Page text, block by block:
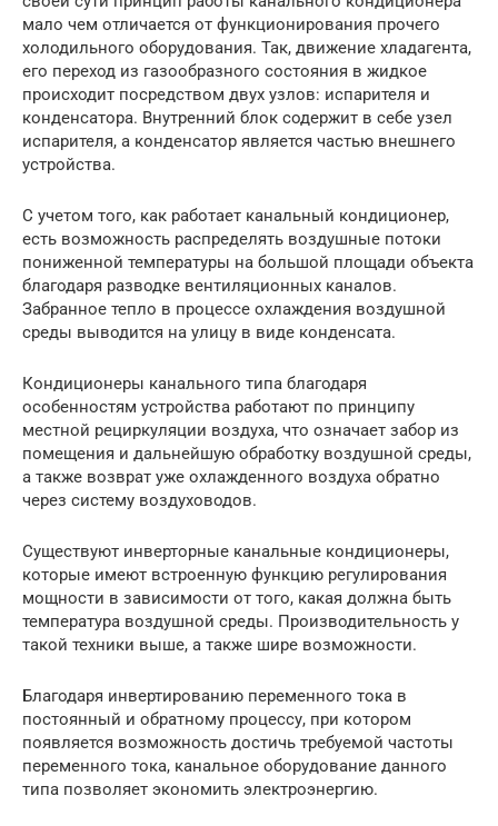
мало чем отличается от функционирования прочего
холодильного оборудования. Так, движение хладагента,
его переход из газообразного состояния в жидкое
происходит посредством двух узлов: испарителя и
конденсатора. Внутренний блок содержит в себе узел
испарителя, а конденсатор является частью внешнего
устройства.
С учетом того, как работает канальный кондиционер,
есть возможность распределять воздушные потоки
пониженной температуры на большой площади объекта
благодаря разводке вентиляционных каналов.
Забранное тепло в процессе охлаждения воздушной
среды выводится на улицу в виде конденсата.
Кондиционеры канального типа благодаря
особенностям устройства работают по принципу
местной рециркуляции воздуха, что означает забор из
помещения и дальнейшую обработку воздушной среды,
а также возврат уже охлажденного воздуха обратно
через систему воздуховодов.
Существуют инверторные канальные кондиционеры,
которые имеют встроенную функцию регулирования
мощности в зависимости от того, какая должна быть
температура воздушной среды. Производительность у
такой техники выше, а также шире возможности.
Благодаря инвертированию переменного тока в
постоянный и обратному процессу, при котором
появляется возможность достичь требуемой частоты
переменного тока, канальное оборудование данного
типа позволяет экономить электроэнергию.